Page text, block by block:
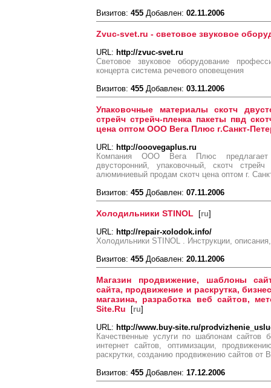
Визитов: 455 Добавлен: 02.11.2006
Zvuc-svet.ru - световое звуковое
URL: http://zvuc-svet.ru
Световое звуковое оборудование
концерта система речевого оповещения
Визитов: 455 Добавлен: 03.11.2006
Упаковочные материалы скотч
стрейч стрейч-пленка пакеты пвд
цена оптом ООО Вега Плюс г.Санкт-
URL: http://ooovegaplus.ru
Компания ООО Вега Плюс предлагает
двусторонний, упаковочный, скотч
алюминиевый продам скотч цена оптом г.
Визитов: 455 Добавлен: 07.11.2006
Холодильники STINOL [ru]
URL: http://repair-xolodok.info/
Холодильники STINOL . Инструкции,
Визитов: 455 Добавлен: 20.11.2006
Магазин продвижение, шаблоны
сайта, продвижение и раскрутка,
магазина, разработка веб сайтов,
Site.Ru [ru]
URL: http://www.buy-site.ru/
Качественные услуги по шаблонам сайтов
интернет сайтов, оптимизации,
раскрутки, созданию продвижению сайтов от
Визитов: 455 Добавлен: 17.12.2006